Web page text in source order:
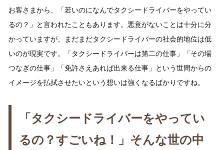
お客さまから、「若いのになんでタクシードライバーをやってい
るの？」と言われたこともあります。悪意がないことは十分に分
かっていますが、まだまだタクシードライバーの社会的地位は低
いのが現実です。「タクシードライバーは第二の仕事」「その場
つなぎの仕事」「免許さえあれば出来る仕事」という世間からの
イメージを払拭させたいという想いは強くなるばかりですね。
「タクシードライバーをやってい
るの？すごいね！」そんな世の中